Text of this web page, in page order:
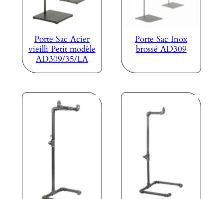
Porte Sac Acier
vieilli Petit modèle
AD309/35/LA
Porte Sac Inox
brossé AD309